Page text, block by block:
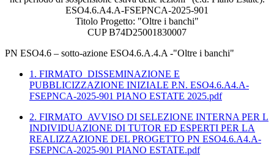
ESO4.6.A4.A-FSEPNCA-2025-901
Titolo Progetto: "Oltre i banchi"
CUP B74D25001830007
PN ESO4.6 – sotto-azione ESO4.6.A.4.A -"Oltre i banchi"
1. FIRMATO_DISSEMINAZIONE E
PUBBLICIZZAZIONE INIZIALE P.N. ESO4.6.A4.A-
FSEPNCA-2025-901 PIANO ESTATE 2025.pdf
2. FIRMATO_AVVISO DI SELEZIONE INTERNA PER L
INDIVIDUAZIONE DI TUTOR ED ESPERTI PER LA
REALIZZAZIONE DEL PROGETTO PN ESO4.6.A4.A-
FSEPNCA-2025-901 PIANO ESTATE.pdf